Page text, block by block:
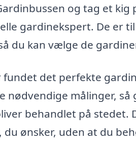
og tag et
gardinekspert. De er
du kan vælge de
fundet det perfekte
nødvendige målinger,
behandlet på stedet.
ønsker, uden at du